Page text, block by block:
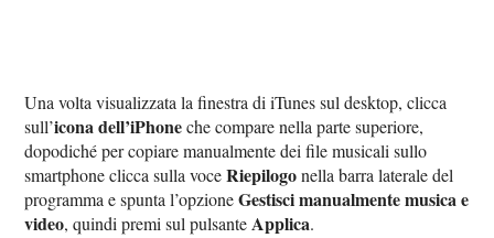
Una volta visualizzata la finestra di iTunes sul desktop, clicca
sull’icona dell’iPhoneche compare nella parte superiore,
dopodiché per copiare manualmente dei file musicali sullo
smartphone clicca sulla voceRiepilogonella barra laterale del
programma e spunta l’opzioneGestisci manualmente musica e
video, quindi premi sul pulsanteApplica.